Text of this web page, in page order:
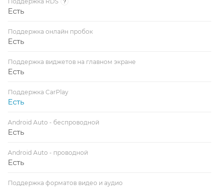
Есть
Поддержка онлайн пробок
Есть
Поддержка виджетов на главном экране
Есть
Поддержка CarPlay
Есть
Android Auto - беспроводной
Есть
Android Auto - проводной
Есть
Поддержка форматов видео и аудио